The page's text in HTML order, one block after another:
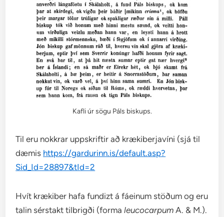
Kafli úr sögu Páls biskups.
Til eru nokkrar uppskriftir að krækiberjavíni (sjá til
dæmis https://gardurinn.is/default.asp?
Sid_Id=28897&tId=2
Hvít krækiber hafa fundizt á fáeinum stöðum og eru
talin sérstakt tilbrigði (formaleucocarpum A. & M.).